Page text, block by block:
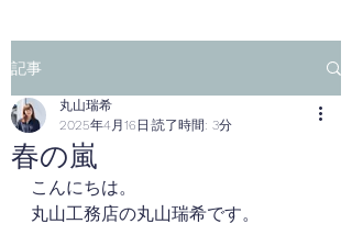
記事
春の嵐
丸山瑞希
2025年4月16日 読了時間: 3分
こんにちは。
丸山工務店の丸山瑞希です。